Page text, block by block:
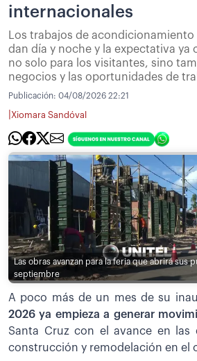
internacionales
Los trabajos de
dan día y noche y la expectativa ya
no solo para los visitantes, sino
negocios y las oportunidades de
Publicación: 04/08/2026 22:21
Xiomara Sandóval
Las obras avanzan para la feria que abrirá sus
septiembre
A poco más de un mes de su
2026 ya empieza a generar
Santa Cruz con el avance en las
construcción y remodelación en el